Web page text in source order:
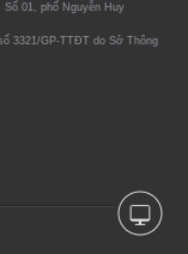
Số 01, phố Nguyễn Huy
3321/GP-TTĐT do Sở Thông